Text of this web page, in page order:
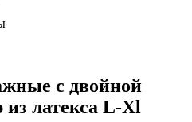
с двойной
латекса L-Xl